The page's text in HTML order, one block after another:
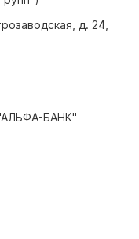
д. 24,
БАНК"